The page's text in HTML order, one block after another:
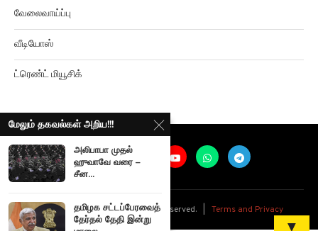
வேலைவாய்ப்பு
வீடியோஸ்
ட்ரெண்ட் மியூசிக்
@2026Ariviyalpuram. All rights reserved. | Terms and Privacy
மேலும் தகவல்கள் அறிய!!!
அலிபாபா முதல்
ஹுவாவே வரை –
சீன...
தமிழக சட்டப்பேரவைத்
தேர்தல் தேதி இன்று